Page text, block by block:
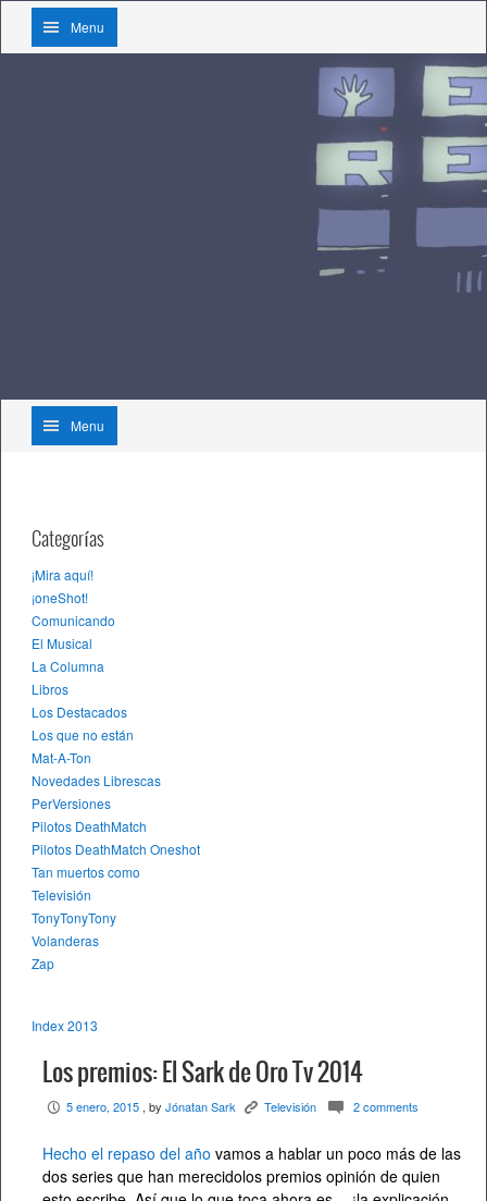
Menu
Menu
Categorías
¡Mira aquí!
¡oneShot!
Comunicando
El Musical
La Columna
Libros
Los Destacados
Los que no están
Mat-A-Ton
Novedades Librescas
PerVersiones
Pilotos DeathMatch
Pilotos DeathMatch Oneshot
Tan muertos como
Televisión
TonyTonyTony
Volanderas
Zap
Index 2013
Los premios: El Sark de Oro Tv 2014
P 5 enero, 2015 , by Jónatan Sark K Televisión c 2 comments
Hecho el repaso del año vamos a hablar un poco más de las
dos series que han merecidolos premios opinión de quien